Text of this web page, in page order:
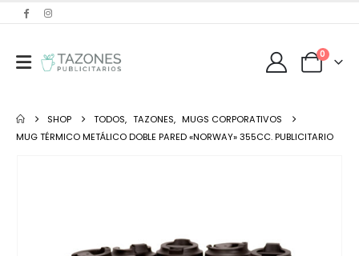
0
SHOP TODOS, TAZONES, MUGS CORPORATIVOS
MUG TÉRMICO METÁLICO DOBLE PARED «NORWAY» 355CC. PUBLICITARIO